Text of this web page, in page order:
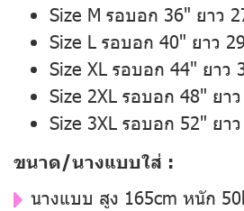
Size M รอบอก 36" ยาว
Size L รอบอก 40" ยาว
Size XL รอบอก 44" ยาว
Size 2XL รอบอก 48" ยา
Size 3XL รอบอก 52" ยา
ขนาด/นางแบบใส่ :
นางแบบ สูง 165cm หนัก